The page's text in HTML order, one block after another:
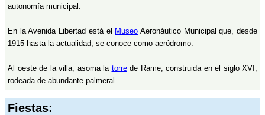
autonomía municipal.
En la Avenida Libertad está el Museo Aeronáutico Municipal que, desde
1915 hasta la actualidad, se conoce como aeródromo.
Al oeste de la villa, asoma la torrede Rame, construida en el siglo XVI,
rodeada de abundante palmeral.
Fiestas: